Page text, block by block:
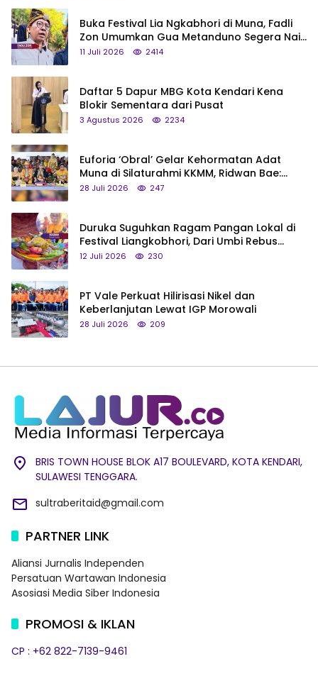
Buka Festival Lia Ngkabhori di Muna, Fadli
Zon Umumkan Gua Metanduno Segera Naik
Status Jadi Cagar Budaya Nasional
11 Juli 2026 2414
Daftar 5 Dapur MBG Kota Kendari Kena
Blokir Sementara dari Pusat
3 Agustus 2026 2234
Euforia ‘Obral’ Gelar Kehormatan Adat
Muna di Silaturahmi KKMM, Ridwan Bae:
Saya Bukan Tipe Begitu, Belum Pantas!
28 Juli 2026 247
Duruka Suguhkan Ragam Pangan Lokal di
Festival Liangkobhori, Dari Umbi Rebus
hingga Tumpeng Beras Muna
12 Juli 2026 230
PT Vale Perkuat Hilirisasi Nikel dan
Keberlanjutan Lewat IGP Morowali
28 Juli 2026 209
BRIS TOWN HOUSE BLOK A17 BOULEVARD, KOTA KENDARI,
SULAWESI TENGGARA.
sultraberitaid@gmail.com
PARTNER LINK
Aliansi Jurnalis Independen
Persatuan Wartawan Indonesia
Asosiasi Media Siber Indonesia
PROMOSI & IKLAN
CP : +62 822-7139-9461